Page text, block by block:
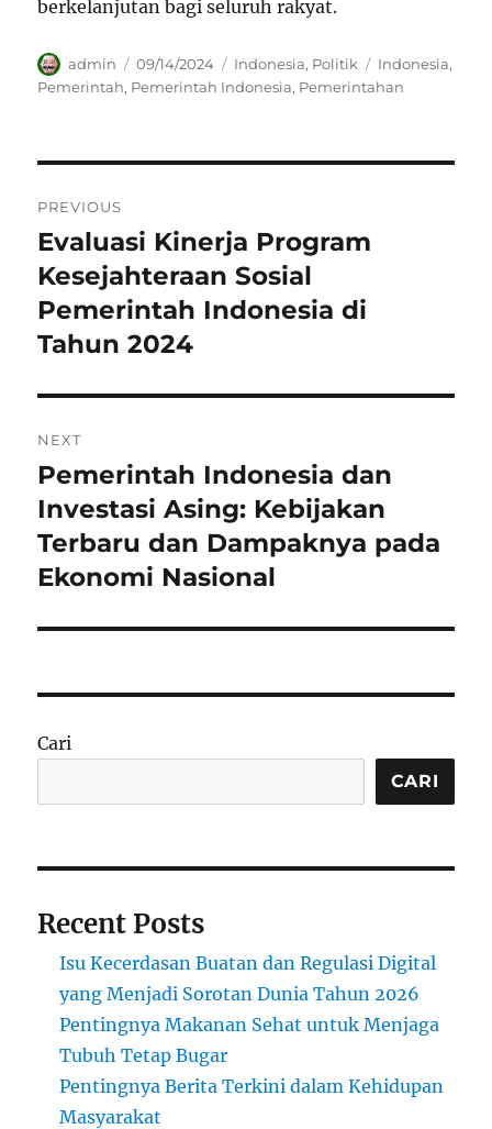
berkelanjutan bagi seluruh rakyat.
Author
admin
Posted
on
09/14/2024 Categories
Indonesia, Politik Tags
Indonesia,
Pemerintah, Pemerintah Indonesia, Pemerintahan
pos
PREVIOUS
Previous
post:
Evaluasi Kinerja Program
Kesejahteraan Sosial
Pemerintah Indonesia di
Tahun 2024
NEXT
Next
post:
Pemerintah Indonesia dan
Investasi Asing: Kebijakan
Terbaru dan Dampaknya pada
Ekonomi Nasional
Cari
CARI
Recent Posts
Isu Kecerdasan Buatan dan Regulasi Digital
yang Menjadi Sorotan Dunia Tahun 2026
Pentingnya Makanan Sehat untuk Menjaga
Tubuh Tetap Bugar
Pentingnya Berita Terkini dalam Kehidupan
Masyarakat